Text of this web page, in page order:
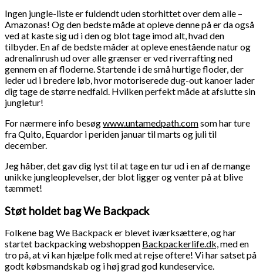
Ingen jungle-liste er fuldendt uden storhittet over dem alle –
Amazonas! Og den bedste måde at opleve denne på er da også
ved at kaste sig ud i den og blot tage imod alt, hvad den
tilbyder. En af de bedste måder at opleve enestående natur og
adrenalinrush ud over alle grænser er ved riverrafting ned
gennem en af floderne. Startende i de små hurtige floder, der
leder ud i bredere løb, hvor motoriserede dug-out kanoer lader
dig tage de større nedfald. Hvilken perfekt måde at afslutte sin
jungletur!
For nærmere info besøgwww.untamedpath.comsom har ture
fra Quito, Equardor i periden januar til marts og juli til
december.
Jeg håber, det gav dig lyst til at tage en tur ud i en af de mange
unikke jungleoplevelser, der blot ligger og venter på at blive
tæmmet!
Støt holdet bag We Backpack
Folkene bag We Backpack er blevet iværksættere, og har
startet backpacking webshoppen Backpackerlife.dk, med en
tro på, at vi kan hjælpe folk med at rejse oftere! Vi har satset på
godt købsmandskab og i høj grad god kundeservice.